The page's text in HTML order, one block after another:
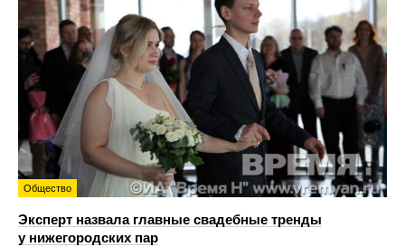
Общество
Эксперт назвала главные свадебные тренды
у нижегородских пар